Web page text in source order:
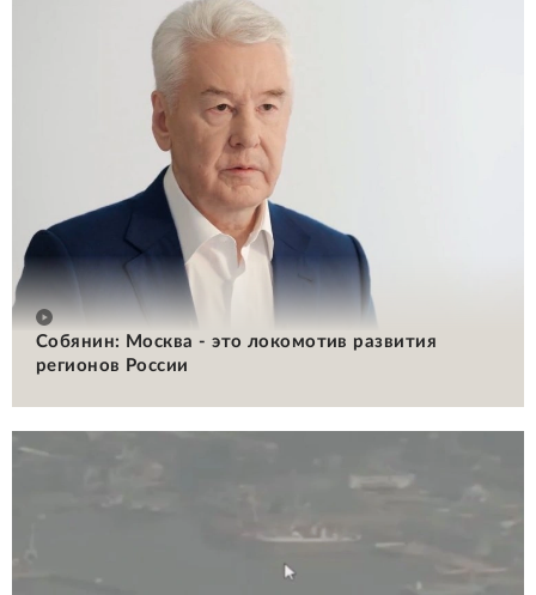
Собянин: Москва - это локомотив развития
регионов России